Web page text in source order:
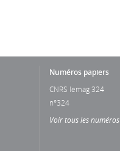
Numéros papiers
CNRS lemag 324
n°324
Voir tous les numéros